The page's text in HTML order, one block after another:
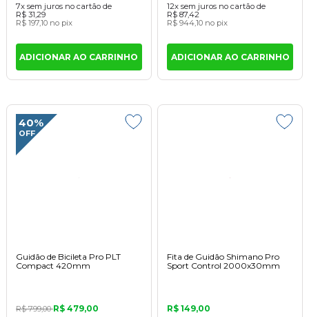
7x sem juros no cartãode
R$ 31,29
R$ 197,10 no pix
ADICIONAR AO CARRINHO
12x sem juros no cartão de
R$ 87,42
R$ 944,10 no pix
ADICIONAR AO CARRINHO
40%
OFF
Guidão de Bicileta Pro PLT
Compact 420mm
R$ 799,00R$ 479,00
Fita de Guidão Shimano Pro
Sport Control 2000x30mm
R$ 149,00